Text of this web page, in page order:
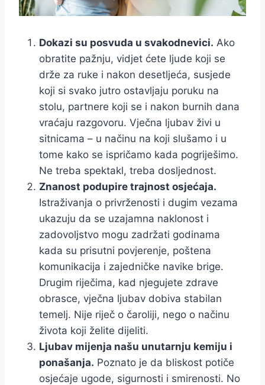
Dokazi su posvuda u svakodnevici. Ako
obratite pažnju, vidjet ćete ljude koji se
drže za ruke i nakon desetljeća, susjede
koji si svako jutro ostavljaju poruku na
stolu, partnere koji se i nakon burnih dana
vraćaju razgovoru. Vječna ljubav živi u
sitnicama – u načinu na koji slušamo i u
tome kako se ispričamo kada pogriješimo.
Ne treba spektakl, treba dosljednost.
Znanost podupire trajnost osjećaja.
Istraživanja o privrženosti i dugim vezama
ukazuju da se uzajamna naklonost i
zadovoljstvo mogu zadržati godinama
kada su prisutni povjerenje, poštena
komunikacija i zajedničke navike brige.
Drugim riječima, kad njegujete zdrave
obrasce, vječna ljubav dobiva stabilan
temelj. Nije riječ o čaroliji, nego o načinu
života koji želite dijeliti.
Ljubav mijenja našu unutarnju kemiju i
ponašanja. Poznato je da bliskost potiče
osjećaje ugode, sigurnosti i smirenosti. No